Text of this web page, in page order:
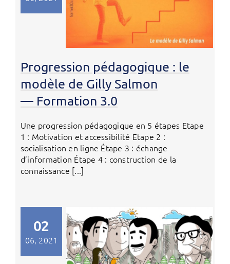
Progression pédagogique : le
modèle de Gilly Salmon
— Formation 3.0
Une progression pédagogique en 5 étapes Etape
1 : Motivation et accessibilité Etape 2 :
socialisation en ligne Étape 3 : échange
d’information Étape 4 : construction de la
connaissance [...]
02
06, 2021